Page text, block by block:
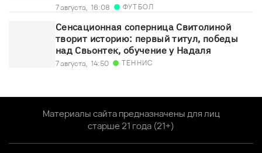
7 августа, 16:08 ФУТБОЛ
Сенсационная соперница Свитолиной
творит историю: первый титул, победы
над Свьонтек, обучение у Надаля
7 августа, 14:50 ТЕННИС
Материалы сайта предназначены для лиц
старше 21 года (21+)